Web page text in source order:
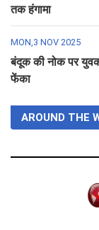
तक हंगामा
MON,3 NOV 2025
बंदूक की नोक पर
फेंका
AROUND THE